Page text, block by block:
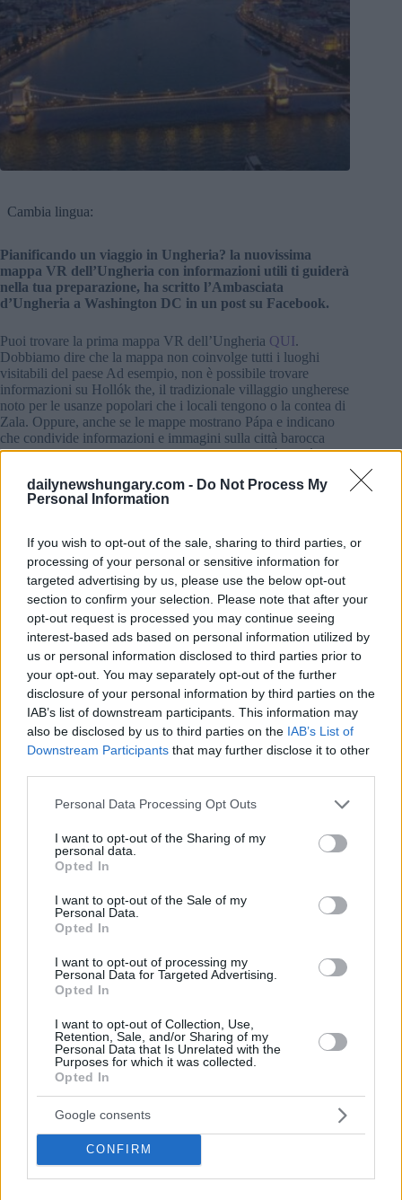
dailynewshungary.com - Do Not Process My
Personal Information
If you wish to opt-out of the sale, sharing to third parties, or
processing of your personal or sensitive information for
targeted advertising by us, please use the below opt-out
section to confirm your selection. Please note that after your
opt-out request is processed you may continue seeing
interest-based ads based on personal information utilized by
us or personal information disclosed to third parties prior to
your opt-out. You may separately opt-out of the further
disclosure of your personal information by third parties on the
IAB’s list of downstream participants. This information may
also be disclosed by us to third parties on the IAB’s List of
Downstream Participants that may further disclose it to other
Please note that this website/app uses one or more Google
not limited to your visit or usage behaviour. You may click to
grant or deny consent to Google and its third-party tags to
use your data for below specified purposes in below Google
consent section.
Personal Data Processing Opt Outs
I want to opt-out of the Sharing of my
personal data.
Opted In
I want to opt-out of the Sale of my
Personal Data.
Opted In
I want to opt-out of processing my
Personal Data for Targeted Advertising.
Opted In
I want to opt-out of Collection, Use,
Retention, Sale, and/or Sharing of my
Personal Data that Is Unrelated with the
Purposes for which it was collected.
Opted In
Google consents
CONFIRM
Cambia lingua:
Pianificando un viaggio in Ungheria? la nuovissima
mappa VR dell’Ungheria con informazioni utili ti guiderà
nella tua preparazione, ha scritto l’Ambasciata
d’Ungheria a Washington DC in un post su Facebook.
Puoi trovare la prima mappa VR dell’Ungheria QUI.
Dobbiamo dire che la mappa non coinvolge tutti i luoghi
visitabili del paese Ad esempio, non è possibile trovare
informazioni su Hollók the, il tradizionale villaggio ungherese
noto per le usanze popolari che i locali tengono o la contea di
Zala. Oppure, anche se le mappe mostrano Pápa e indicano
che condivide informazioni e immagini sulla città barocca
transdanubiana che lascia a bocca aperta, in realtà non è
Altrimenti, la mappa è facile da usare Puoi visitare molti
informazioni per pianificare il tuo viaggio Sfortunatamente, la
maggior parte di Budapest è stata catturata la sera (come puoi
vedere sulla nostra immagine in primo piano), e il programma
non contiene una modalità luce diurna Ma puoi scattare foto
in qualsiasi momento per salvare il luogo che potresti voler
visitare.
Leggi anche:
Festival in Ungheria 30-60% più caro in 2023 (qui)
sono i prezzi
mappa #tecnologia 2
Leave a Reply
*
*
Add Comment*